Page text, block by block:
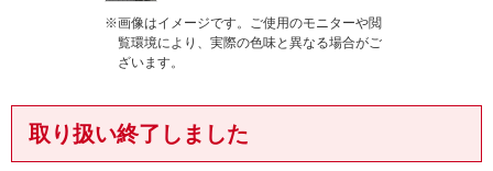
※画像はイメージです。ご使用のモニターや閲
覧環境により、実際の色味と異なる場合がご
ざいます。
取り扱い終了しました